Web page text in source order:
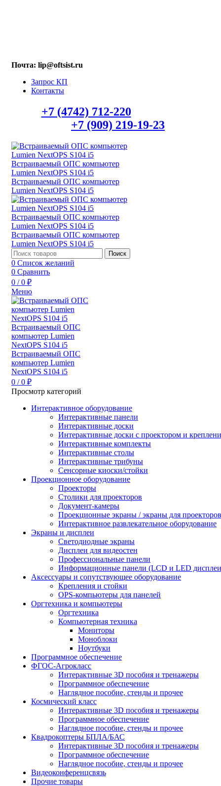
Почта: lip@oftsist.ru
Запрос КП
Контакты
+7 (4742) 712-220
+7 (909) 219-19-23
Поиск
0 Список желаний
0 Сравнить
0 / 0 ₽
Меню
0 / 0 ₽
Просмотр категорий
Интерактивное оборудование
Интерактивные панели
Интерактивные доски
Интерактивные доски с проектором и
Интерактивные комплекты
Интерактивные столы
Интерактивные трибуны
Сенсорные киоски/стойки
Проекционное оборудование
Проекторы
Столики для проекторов
Документ-камеры
Проекционные экраны / экраны для проекторов
Интерактивное развлекательное оборудование
Экраны и дисплеи
Светодиодные экраны
Дисплеи для видеостен
Профессиональные панели
Информационные панели (LCD и LED
Аксессуары и сопутствующее оборудование
Крепления и стойки
OPS-компьютеры для панелей
Оргтехника и компьютеры
Оргтехника
Компьютерная техника
Мониторы
Моноблоки
Ноутбуки
Программное обеспечение
ФГОС-Агрокласс
Интерактивные 3D пособия и тренажеры
Программное обеспечение
Наглядное пособие, стенды и прочее
Космический класс
Интерактивные 3D пособия и тренажеры
Программное обеспечение
Наглядное пособие, стенды и прочее
Квадрокоптеры БПЛА/БАС
Интерактивные 3D пособия и тренажеры
Программное обеспечение
Наглядное пособие, стенды и прочее
Видеоконференцсвязь
Прочие товары